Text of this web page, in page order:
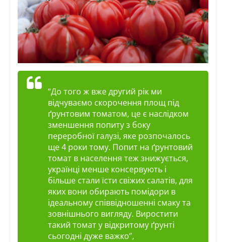
“До того ж вже другий рік ми
відчуваємо скорочення площ під
ґрунтовим томатом, це є наслідком
зменшення попиту з боку
переробної галузі, яке розпочалось
ще 4 роки тому. Попит на ґрунтовий
томат в населення теж знижується,
українці менше консервують і
більше стали їсти свіжих салатів, для
яких вони обирають помідори в
ідеальному співвідношенні смаку та
зовнішнього вигляду. Виростити
такий томат у відкритому ґрунті
сьогодні дуже важко”,